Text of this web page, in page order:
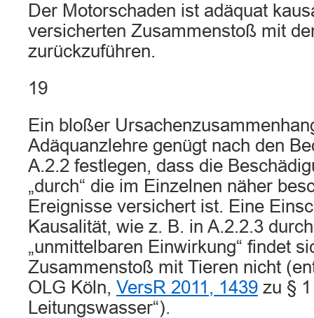
Der Motorschaden ist adäquat
versicherten Zusammenstoß mit
zurückzuführen.
19
Ein bloßer
Adäquanzlehre genügt nach den
A.2.2 festlegen, dass die
„durch“ die im Einzelnen näher
Ereignisse versichert ist. Eine
Kausalität, wie z. B. in A.2.2.3
„unmittelbaren Einwirkung“ findet
Zusammenstoß mit Tieren nicht
OLG Köln, VersR 2011, 1439 zu §
Leitungswasser“).